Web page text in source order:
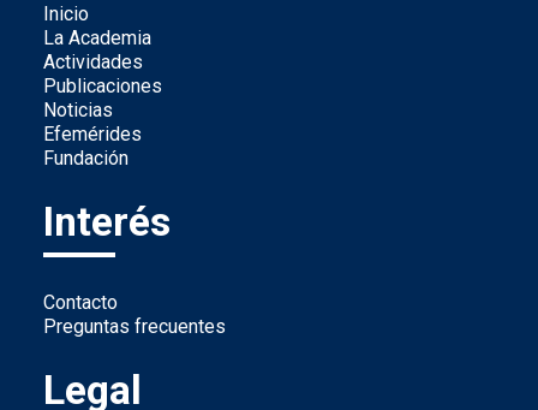
Inicio
La Academia
Actividades
Publicaciones
Noticias
Efemérides
Fundación
Interés
Contacto
Preguntas frecuentes
Legal